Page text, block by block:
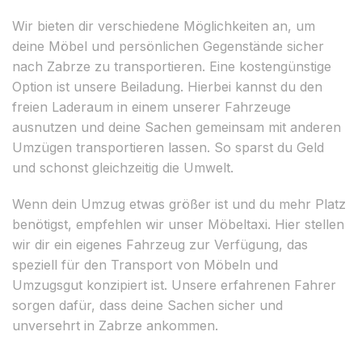
Wir bieten dir verschiedene Möglichkeiten an, um
deine Möbel und persönlichen Gegenstände sicher
nach Zabrze zu transportieren. Eine kostengünstige
Option ist unsere Beiladung. Hierbei kannst du den
freien Laderaum in einem unserer Fahrzeuge
ausnutzen und deine Sachen gemeinsam mit anderen
Umzügen transportieren lassen. So sparst du Geld
und schonst gleichzeitig die Umwelt.
Wenn dein Umzug etwas größer ist und du mehr Platz
benötigst, empfehlen wir unser Möbeltaxi. Hier stellen
wir dir ein eigenes Fahrzeug zur Verfügung, das
speziell für den Transport von Möbeln und
Umzugsgut konzipiert ist. Unsere erfahrenen Fahrer
sorgen dafür, dass deine Sachen sicher und
unversehrt in Zabrze ankommen.